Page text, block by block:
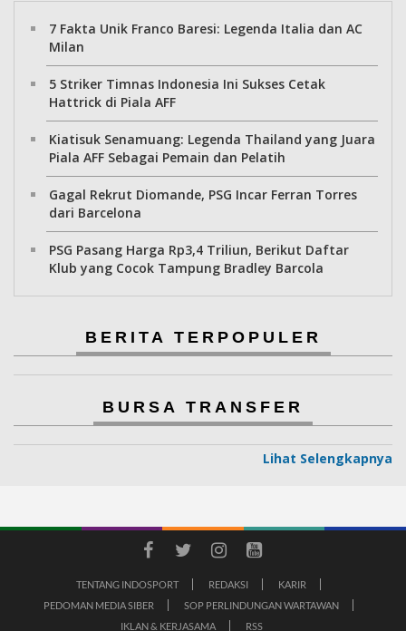
7 Fakta Unik Franco Baresi: Legenda Italia dan AC
Milan
5 Striker Timnas Indonesia Ini Sukses Cetak
Hattrick di Piala AFF
Kiatisuk Senamuang: Legenda Thailand yang Juara
Piala AFF Sebagai Pemain dan Pelatih
Gagal Rekrut Diomande, PSG Incar Ferran Torres
dari Barcelona
PSG Pasang Harga Rp3,4 Triliun, Berikut Daftar
Klub yang Cocok Tampung Bradley Barcola
BERITA TERPOPULER
BURSA TRANSFER
Lihat Selengkapnya
TENTANG INDOSPORT REDAKSI
KARIR
PEDOMAN MEDIA SIBER
SOP PERLINDUNGAN WARTAWAN
IKLAN & KERJASAMA
RSS